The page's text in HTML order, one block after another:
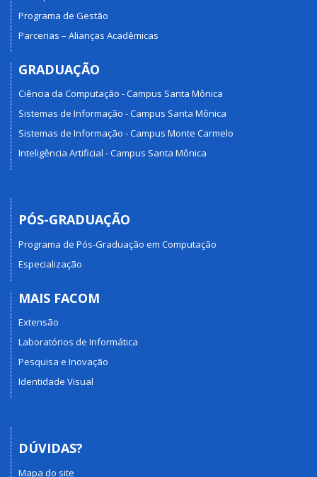
Programa de Gestão
Parcerias – Alianças Acadêmicas
GRADUAÇÃO
Ciência da Computação - Campus Santa Mônica
Sistemas de Informação - Campus Santa Mônica
Sistemas de Informação - Campus Monte Carmelo
Inteligência Artificial - Campus Santa Mônica
PÓS-GRADUAÇÃO
Programa de Pós-Graduação em Computação
Especialização
MAIS FACOM
Extensão
Laboratórios de Informática
Pesquisa e Inovação
Identidade Visual
DÚVIDAS?
Mapa do site